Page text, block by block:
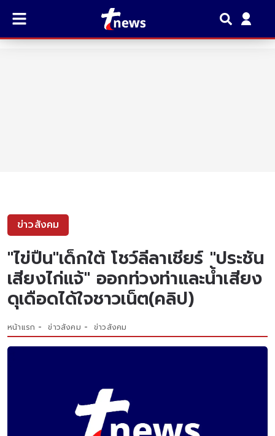
ข่าวสังคม
"ไข่ปืน"เด็กใต้ โชว์ลีลาเชียร์ "ประชัน
เสียงไก่แจ้" ออกท่วงท่าและน้ำเสียง
ดุเดือดได้ใจชาวเน็ต(คลิป)
หน้าแรก ข่าวสังคม ข่าวสังคม